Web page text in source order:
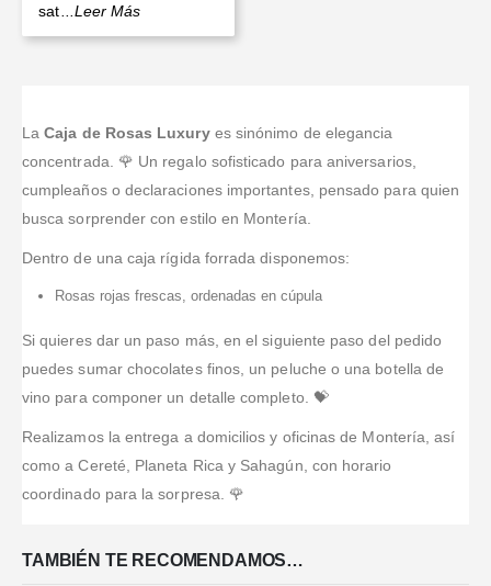
sat
...Leer Más
LaCaja de Rosas Luxuryes sinónimo de elegancia
concentrada. 🌹 Un regalo sofisticado para aniversarios,
cumpleaños o declaraciones importantes, pensado para quien
busca sorprender con estilo en Montería.
Dentro de una caja rígida forrada disponemos:
Rosas rojas frescas, ordenadas en cúpula
Si quieres dar un paso más, en el siguiente paso del pedido
puedes sumar chocolates finos, un peluche o una botella de
vino para componer un detalle completo. 💝
Realizamos la entrega a domicilios y oficinas de Montería, así
como a Cereté, Planeta Rica y Sahagún, con horario
coordinado para la sorpresa. 🌹
TAMBIÉN TE RECOMENDAMOS…